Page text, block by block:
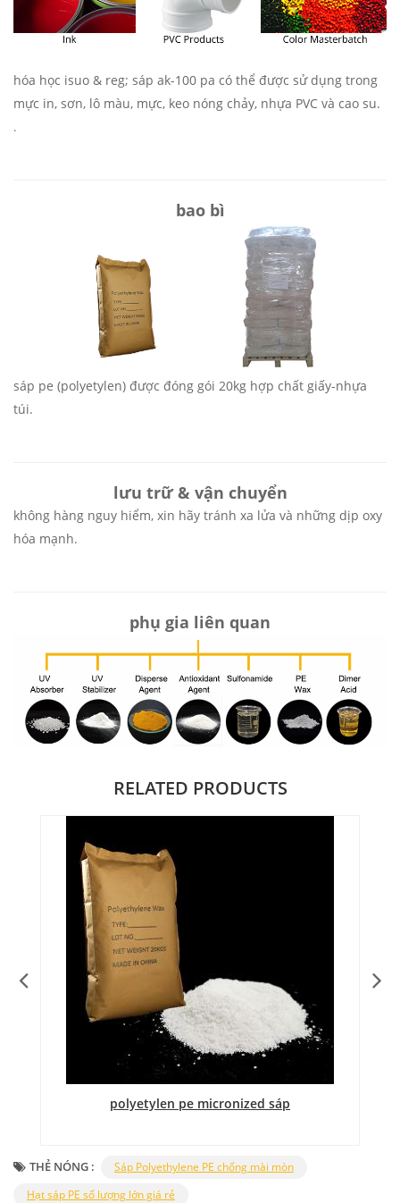
hóa học isuo & reg; sáp ak-100 pa có thể được sử dụng trong
mực in, sơn, lô màu, mực, keo nóng chảy, nhựa PVC và cao su.
.
bao bì
sáp pe (polyetylen) được đóng gói 20kg hợp chất giấy-nhựa
túi.
lưu trữ & vận chuyển
không hàng nguy hiểm, xin hãy tránh xa lửa và những dịp oxy
hóa mạnh.
phụ gia liên quan
RELATED PRODUCTS
polyetylen pe micronized sáp
THẺ NÓNG :
Sáp Polyethylene PE chống mài mòn
Hạt sáp PE số lượng lớn giá rẻ